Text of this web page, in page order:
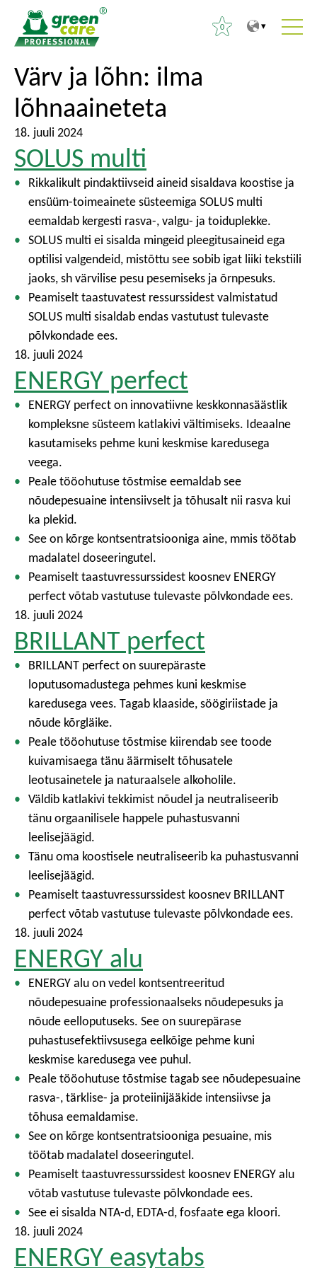
0
O
i
Värv ja lõhn: ilma
lõhnaaineteta
18. juuli 2024
SOLUS multi
Rikkalikult pindaktiivseid aineid sisaldava koostise ja
ensüüm-toimeainete süsteemiga SOLUS multi
eemaldab kergesti rasva-, valgu- ja toiduplekke.
SOLUS multi ei sisalda mingeid pleegitusaineid ega
optilisi valgendeid, mistõttu see sobib igat liiki tekstiili
jaoks, sh värvilise pesu pesemiseks ja õrnpesuks.
Peamiselt taastuvatest ressurssidest valmistatud
SOLUS multi sisaldab endas vastutust tulevaste
põlvkondade ees.
18. juuli 2024
ENERGY perfect
ENERGY perfect on innovatiivne keskkonnasäästlik
kompleksne süsteem katlakivi vältimiseks. Ideaalne
kasutamiseks pehme kuni keskmise karedusega
veega.
Peale tööohutuse tõstmise eemaldab see
nõudepesuaine intensiivselt ja tõhusalt nii rasva kui
ka plekid.
See on kõrge kontsentratsiooniga aine, mmis töötab
madalatel doseeringutel.
Peamiselt taastuvressurssidest koosnev ENERGY
perfect võtab vastutuse tulevaste põlvkondade ees.
18. juuli 2024
BRILLANT perfect
BRILLANT perfect on suurepäraste
loputusomadustega pehmes kuni keskmise
karedusega vees. Tagab klaaside, söögiriistade ja
nõude kõrgläike.
Peale tööohutuse tõstmise kiirendab see toode
kuivamisaega tänu äärmiselt tõhusatele
leotusainetele ja naturaalsele alkoholile.
Väldib katlakivi tekkimist nõudel ja neutraliseerib
tänu orgaanilisele happele puhastusvanni
leelisejäägid.
Tänu oma koostisele neutraliseerib ka puhastusvanni
leelisejäägid.
Peamiselt taastuvressurssidest koosnev BRILLANT
perfect võtab vastutuse tulevaste põlvkondade ees.
18. juuli 2024
ENERGY alu
ENERGY alu on vedel kontsentreeritud
nõudepesuaine professionaalseks nõudepesuks ja
nõude eelloputuseks. See on suurepärase
puhastusefektiivsusega eelkõige pehme kuni
keskmise karedusega vee puhul.
Peale tööohutuse tõstmise tagab see nõudepesuaine
rasva-, tärklise- ja proteiinijääkide intensiivse ja
tõhusa eemaldamise.
See on kõrge kontsentratsiooniga pesuaine, mis
töötab madalatel doseeringutel.
Peamiselt taastuvressurssidest koosnev ENERGY alu
võtab vastutuse tulevaste põlvkondade ees.
See ei sisalda NTA-d, EDTA-d, fosfaate ega kloori.
18. juuli 2024
ENERGY easytabs